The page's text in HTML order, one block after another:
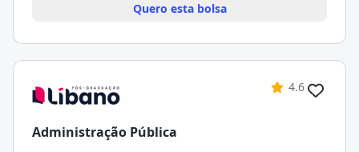
Quero esta bolsa
4.6
Administração Pública